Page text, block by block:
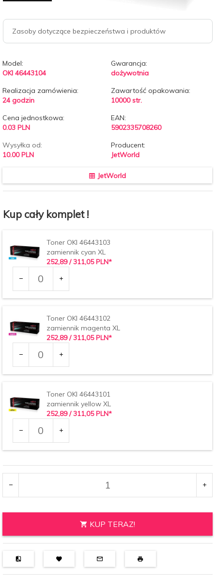
Zasoby dotyczące bezpieczeństwa i produktów
Model:
OKI 46443104
Gwarancja:
dożywotnia
Realizacja zamówienia:
24 godzin
Zawartość opakowania:
10000 str.
Cena jednostkowa:
0.03 PLN
EAN:
5902335708260
Wysyłka od:
10.00 PLN
Producent:
JetWorld
JetWorld
Kup cały komplet !
Toner OKI 46443103
zamiennik cyan XL
252,89 / 311,05 PLN*
dla
produktu
34242
Toner OKI 46443102
zamiennik magenta XL
252,89 / 311,05 PLN*
dla
produktu
34243
Toner OKI 46443101
zamiennik yellow XL
252,89 / 311,05 PLN*
dla
produktu
34244
KUP TERAZ!